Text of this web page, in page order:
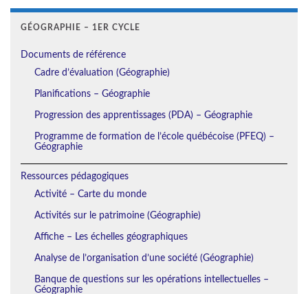
GÉOGRAPHIE – 1ER CYCLE
Documents de référence
Cadre d’évaluation (Géographie)
Planifications – Géographie
Progression des apprentissages (PDA) – Géographie
Programme de formation de l’école québécoise (PFEQ) –
Géographie
Ressources pédagogiques
Activité – Carte du monde
Activités sur le patrimoine (Géographie)
Affiche – Les échelles géographiques
Analyse de l’organisation d’une société (Géographie)
Banque de questions sur les opérations intellectuelles –
Géographie